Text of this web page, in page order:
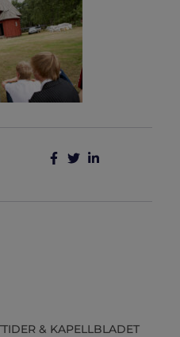
& KAPELLBLADET